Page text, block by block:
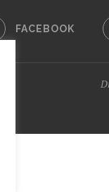
FACEBOOK